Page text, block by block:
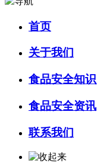
首页
关于我们
食品安全知识
食品安全资讯
联系我们